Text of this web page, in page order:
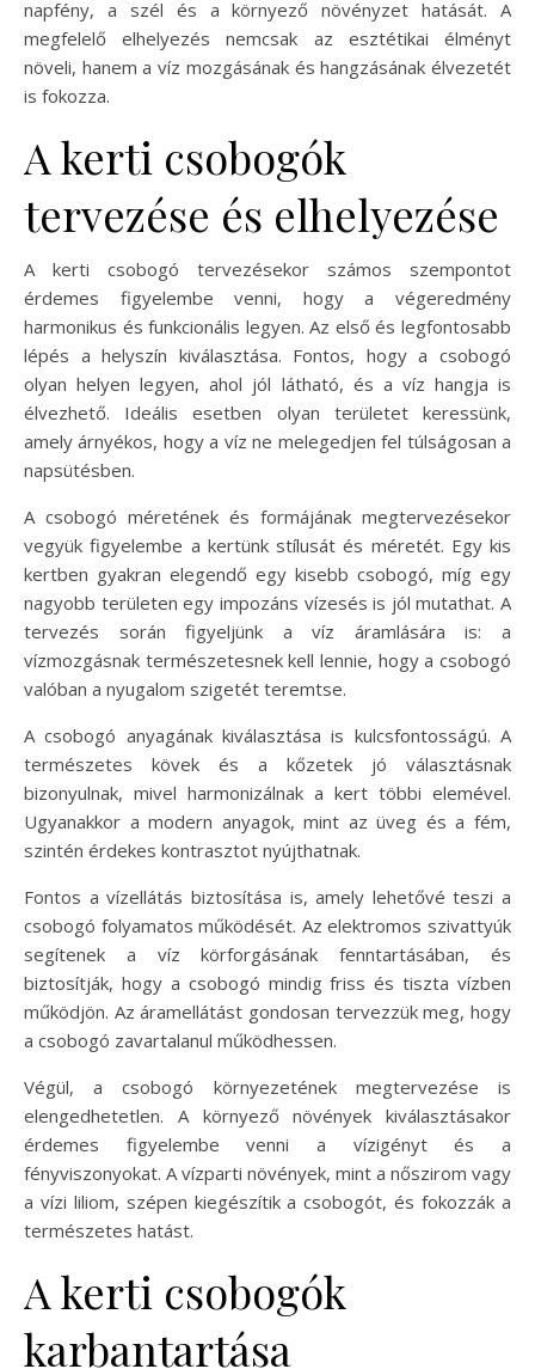
napfény, a szél és a környező növényzet hatását. A
megfelelő elhelyezés nemcsak az esztétikai élményt
növeli, hanem a víz mozgásának és hangzásának élvezetét
is fokozza.
A kerti csobogók
tervezése és elhelyezése
A kerti csobogó tervezésekor számos szempontot
érdemes figyelembe venni, hogy a végeredmény
harmonikus és funkcionális legyen. Az első és legfontosabb
lépés a helyszín kiválasztása. Fontos, hogy a csobogó
olyan helyen legyen, ahol jól látható, és a víz hangja is
élvezhető. Ideális esetben olyan területet keressünk,
amely árnyékos, hogy a víz ne melegedjen fel túlságosan a
napsütésben.
A csobogó méretének és formájának megtervezésekor
vegyük figyelembe a kertünk stílusát és méretét. Egy kis
kertben gyakran elegendő egy kisebb csobogó, míg egy
nagyobb területen egy impozáns vízesés is jól mutathat. A
tervezés során figyeljünk a víz áramlására is: a
vízmozgásnak természetesnek kell lennie, hogy a csobogó
valóban a nyugalom szigetét teremtse.
A csobogó anyagának kiválasztása is kulcsfontosságú. A
természetes kövek és a kőzetek jó választásnak
bizonyulnak, mivel harmonizálnak a kert többi elemével.
Ugyanakkor a modern anyagok, mint az üveg és a fém,
szintén érdekes kontrasztot nyújthatnak.
Fontos a vízellátás biztosítása is, amely lehetővé teszi a
csobogó folyamatos működését. Az elektromos szivattyúk
segítenek a víz körforgásának fenntartásában, és
biztosítják, hogy a csobogó mindig friss és tiszta vízben
működjön. Az áramellátást gondosan tervezzük meg, hogy
a csobogó zavartalanul működhessen.
Végül, a csobogó környezetének megtervezése is
elengedhetetlen. A környező növények kiválasztásakor
érdemes figyelembe venni a vízigényt és a
fényviszonyokat. A vízparti növények, mint a nőszirom vagy
a vízi liliom, szépen kiegészítik a csobogót, és fokozzák a
természetes hatást.
A kerti csobogók
karbantartása